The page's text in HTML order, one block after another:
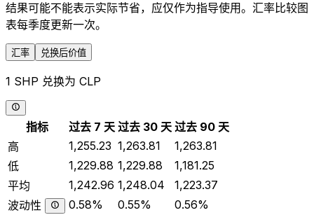
结果可能不能表示实际节省，应仅作为指导使用。汇率比较图
表每季度更新一次。
汇率 兑换后价值
1 SHP 兑换为 CLP
指标 过去 7 天 过去 30 天 过去 90 天
高
1,255.23 1,263.81
1,263.81
低
1,229.88 1,229.88
1,181.25
平均
1,242.96 1,248.04
1,223.37
波动性
0.58% 0.55% 0.56%